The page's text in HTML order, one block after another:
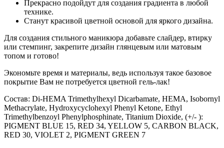
Прекрасно подойдут для создания градиента в любой
технике.
Станут красивой цветной основой для яркого дизайна.
Для создания стильного маникюра добавьте слайдер, втирку
или стемпинг, закрепите дизайн глянцевым или матовым
топом и готово!
Экономьте время и материалы, ведь используя такое базовое
покрытие Вам не потребуется цветной гель-лак!
Состав: Di-HEMA Trimethylhexyl Dicarbamate, HEMA, Isobornyl
Methacrylate, Hydroxycyclohexyl Phenyl Ketone, Ethyl
Trimethylbenzoyl Phenylphosphinate, Titanium Dioxide, (+/- ):
PIGMENT BLUE 15, RED 34, YELLOW 5, CARBON BLACK,
RED 30, VIOLET 2, PIGMENT GREEN 7